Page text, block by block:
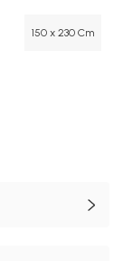
150 x 230 Cm